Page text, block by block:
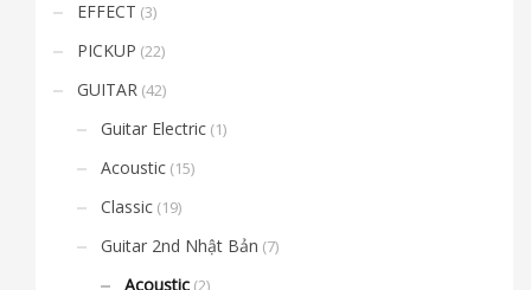
EFFECT (3)
PICKUP (22)
GUITAR (42)
Guitar Electric (1)
Acoustic (15)
Classic (19)
Guitar 2nd Nhật Bản (7)
Acoustic (2)